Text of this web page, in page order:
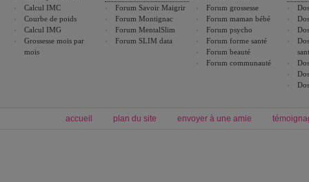
Calcul IMC
Courbe de poids
Calcul IMG
Grossesse mois par
mois
Forum Savoir Maigrir
Forum Montignac
Forum MentalSlim
Forum SLIM data
Forum grossesse
Forum maman bébé
Forum psycho
Forum forme santé
Forum beauté
Forum communauté
accueil plan du site envoyer à une amie